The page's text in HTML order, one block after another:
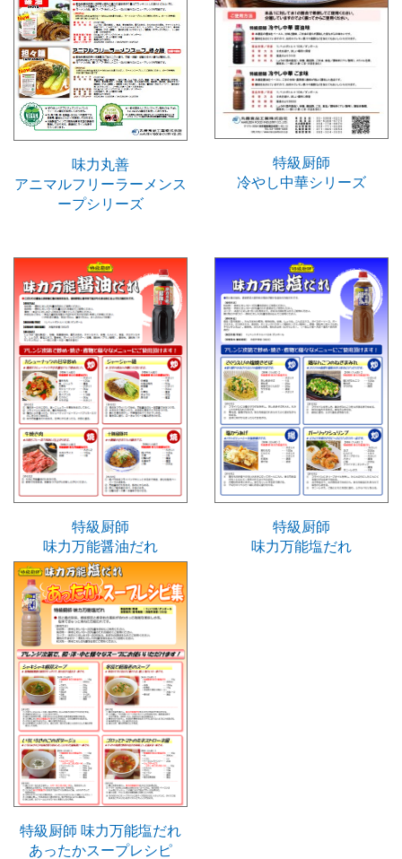
味力丸善
アニマルフリーラーメンス
ープシリーズ
特級厨師
冷やし中華シリーズ
特級厨師
味力万能醤油だれ
特級厨師
味力万能塩だれ
特級厨師 味力万能塩だれ
あったかスープレシピ